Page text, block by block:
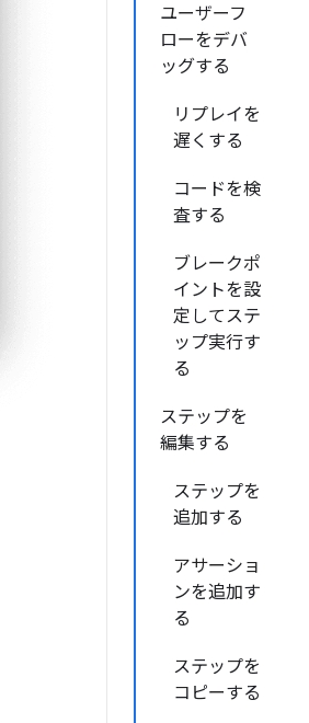
ユーザーフ
ローをデバ
ッグする
リプレイを
遅くする
コードを検
査する
ブレークポ
イントを設
定してステ
ップ実行す
る
ステップを
編集する
ステップを
追加する
アサーショ
ンを追加す
る
ステップを
コピーする